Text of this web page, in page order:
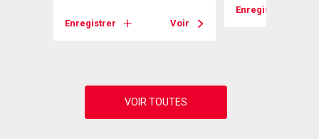
Enregistrer Voir
Enregistrer